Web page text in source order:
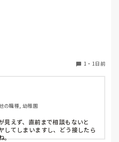
が
まで何もアクションがなかった
て
、聞く必要性さえ感じないの
1 ・ 1日前
の職種, 幼稚園
見えず、直前まで相談もないと
してしまいますし、どう接したら
。